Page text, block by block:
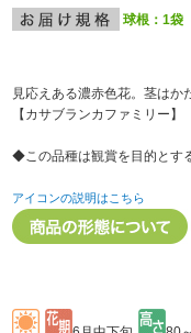
球根：1袋
見応えある濃赤色花。茎はか
【カサブランカファミリー】
◆この品種は観賞を目的とす
アイコンの説明はこちら